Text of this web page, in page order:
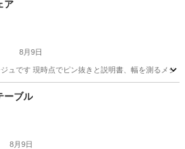
ェア
8月9日
ュです 現時点でピン抜きと説明書、幅を測るメ
ーブル
8月9日